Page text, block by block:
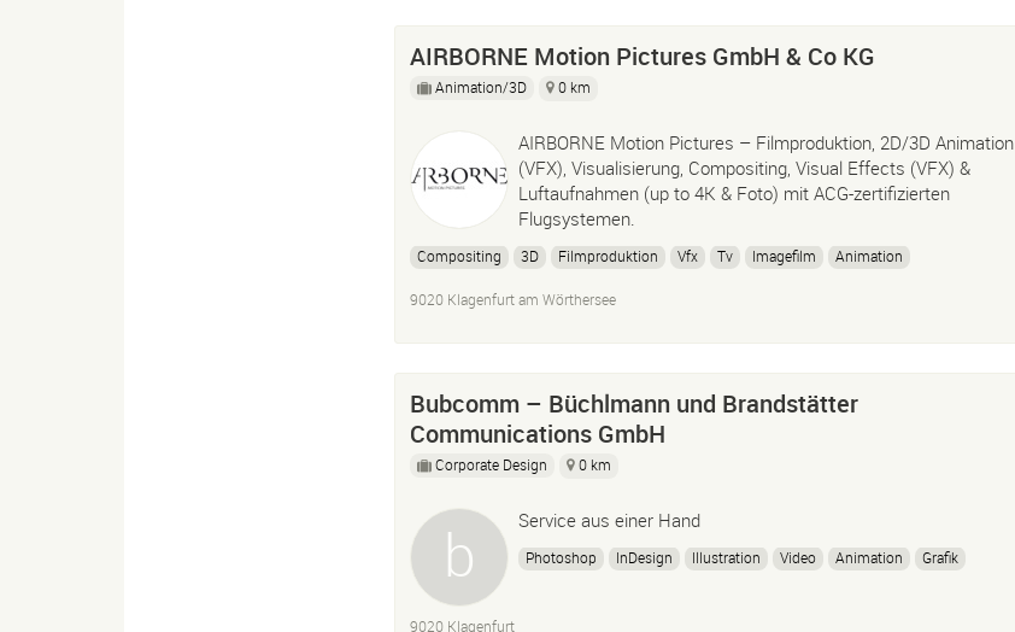
AIRBORNE Motion Pictures GmbH & Co KG
Animation/3D 0 km
AIRBORNE Motion Pictures – Filmproduktion, 2D/3D Animation
(VFX), Visualisierung, Compositing, Visual Effects (VFX) &
Luftaufnahmen (up to 4K & Foto) mit ACG-zertifizierten
Flugsystemen.
Compositing 3D Filmproduktion Vfx Tv Imagefilm Animation
9020 Klagenfurt am Wörthersee
Bubcomm – Büchlmann und Brandstätter
Communications GmbH
Corporate Design 0 km
Service aus einer Hand
Photoshop InDesign Illustration Video Animation Grafik
9020 Klagenfurt